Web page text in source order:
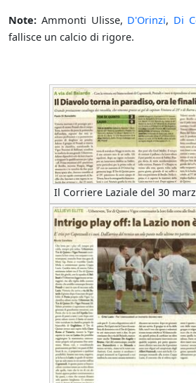
Note: Ammonti Ulisse, D'Orinzi, Di
fallisce un calcio di rigore.
Il Corriere Laziale del 30